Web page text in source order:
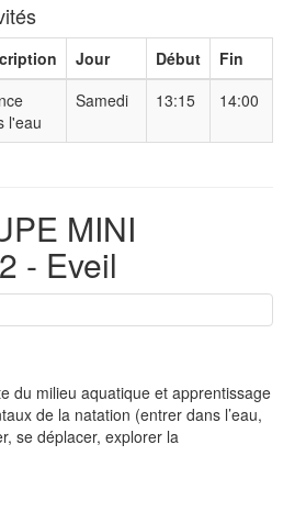
Jour Début
Fin
l'eau
Samedi 13:15 14:00
MINI
- Eveil
du milieu aquatique et apprentissage
de la natation (entrer dans l’eau,
se déplacer, explorer la